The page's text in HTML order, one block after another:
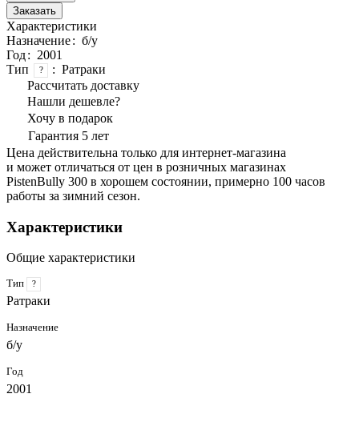
Заказать
Характеристики
Назначение: б/у
Год: 2001
Тип
? : Ратраки
Рассчитать доставку
Нашли дешевле?
Хочу в подарок
Гарантия 5 лет
Цена действительна только для интернет-магазина
и может отличаться от цен в розничных магазинах
PistenBully 300 в хорошем состоянии, примерно 100 часов
работы за зимний сезон.
Характеристики
Общие характеристики
Тип ?
Ратраки
Назначение
б/у
Год
2001